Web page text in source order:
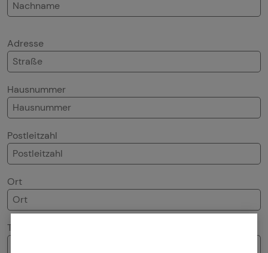
Altersvorsorge
Gewerbliche Versicherungen
Arbeitskraftabsicherung
Kindervorsorge
Sach- und Vermögenssicherung
Expat
Adresse
Hausnummer
Postleitzahl
Ort
Telefonnummer